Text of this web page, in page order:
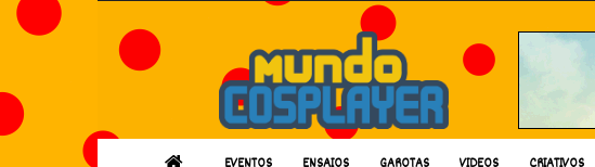
Cosplayer